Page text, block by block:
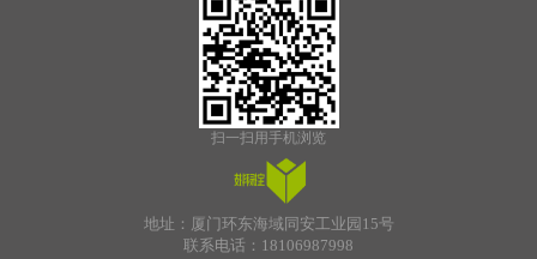
扫一扫用手机浏览
地址：厦门环东海域同安工业园15号
联系电话：18106987998